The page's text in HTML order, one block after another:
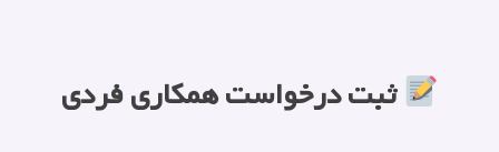
ثبت درخواست همکاری فردی